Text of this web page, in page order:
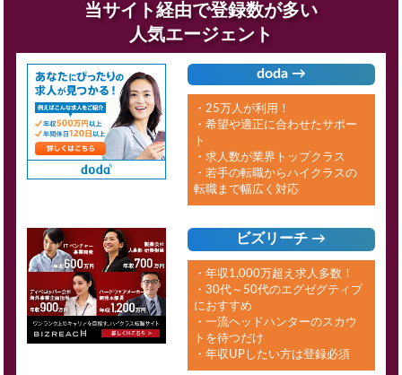
当サイト経由で登録数が多い
人気エージェント
doda →
・25万人が利用！
・希望や適正に合わせたサポー
ト
・求人数が業界トップクラス
・若手の転職からハイクラスの
転職まで幅広く対応
ビズリーチ →
・年収1,000万超え求人多数！
・30代～50代のエグゼグティブ
におすすめ
・一流ヘッドハンターのスカウ
トを待つだけ
・年収UPしたい方は登録必須